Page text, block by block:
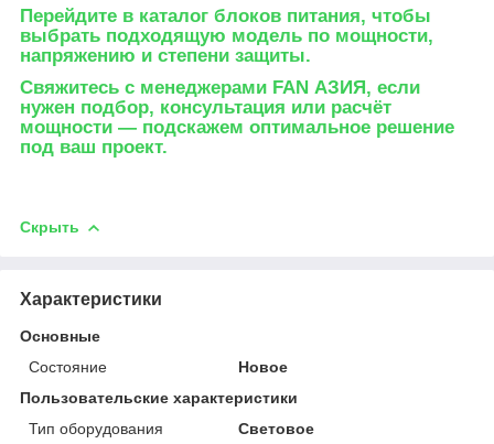
Перейдите в каталог блоков питания, чтобы
выбрать подходящую модель по мощности,
напряжению и степени защиты.
Свяжитесь с менеджерами FAN АЗИЯ , если
нужен подбор, консультация или расчёт
мощности — подскажем оптимальное решение
под ваш проект.
Скрыть
Характеристики
Основные
Состояние
Новое
Пользовательские характеристики
Тип оборудования
Световое